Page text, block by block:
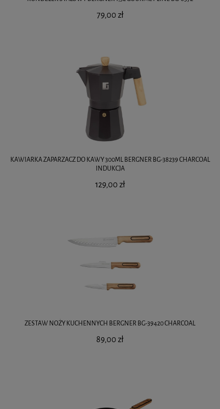
79,00 zł
KAWIARKA ZAPARZACZ DO KAWY 300ML BERGNER BG-38239 CHARCOAL
INDUKCJA
129,00 zł
ZESTAW NOŻY KUCHENNYCH BERGNER BG-39420 CHARCOAL
89,00 zł